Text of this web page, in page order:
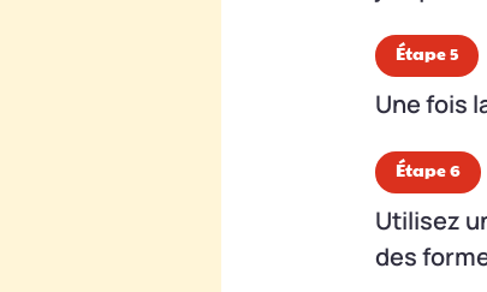
Étape 5
Une fois
Étape 6
Utilisez
des